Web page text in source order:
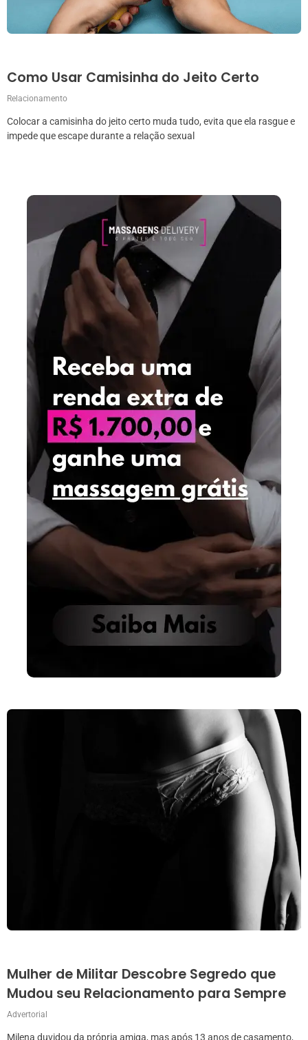
Como Usar Camisinha do Jeito Certo
Relacionamento
Colocar a camisinha do jeito certo muda tudo, evita que ela rasgue e
impede que escape durante a relação sexual
Mulher de Militar Descobre Segredo que
Mudou seu Relacionamento para Sempre
Advertorial
Milena duvidou da própria amiga, mas após 13 anos de casamento,